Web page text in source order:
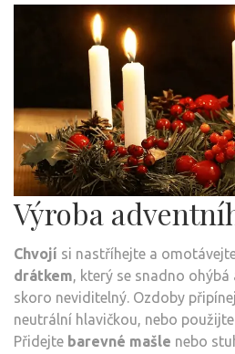
Výroba
Chvojí si nastříhejte a
drátkem, který se snadno ohýbá
skoro neviditelný. Ozdoby
neutrální hlavičkou, nebo použijte
Přidejte barevné mašle nebo